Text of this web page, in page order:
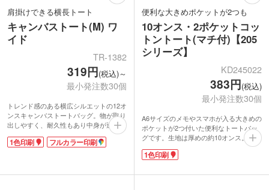
肩掛けできる横長トート
キャンバストート(M) ワ
イド
TR-1382
319円(税込)～
最小発注数30個
トレンド感のある横広シルエットの12オ
ンスキャンバストートバッグ。物が取り
出しやすく、耐久性もあり中身が透けて
見えることがありません。肩掛けができ
る長めのハンドル。舟底マチ付きでA4
にもおすすめです。
1色印刷 フルカラー印刷
便利な大きめポケットが2つも
10オンス・2ポケットコッ
トントート(マチ付)【205
シリーズ】
KD245022
383円(税込)
最小発注数30個
A6サイズのメモやスマホが入る大きめの
ポケットが2つ付いた便利なトートバッ
グです。生地は厚めの約10オンス。マチ
付きでA4サイズがすっぽり入るサイズで
す。丁寧な縫製でつくりもしっかりして
できます。
1色印刷